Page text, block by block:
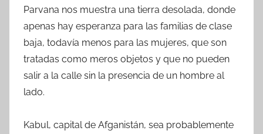
Parvana nos muestra una tierra desolada, donde
apenas hay esperanza para las familias de clase
baja, todavía menos para las mujeres, que son
tratadas como meros objetos y que no pueden
salir a la calle sin la presencia de un hombre al
lado.
Kabul, capital de Afganistán, sea probablemente